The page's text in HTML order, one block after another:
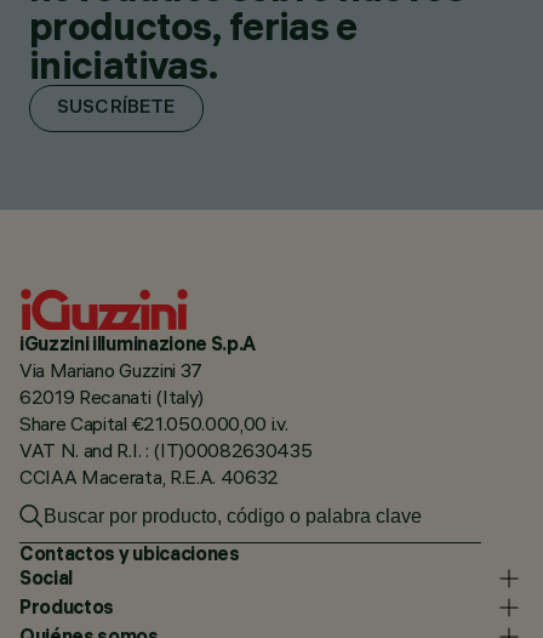
productos, ferias e
iniciativas.
SUSCRÍBETE
iGuzzini illuminazione S.p.A
Via Mariano Guzzini 37
62019 Recanati (Italy)
Share Capital €21.050.000,00 i.v.
VAT N. and R.I. : (IT)00082630435
CCIAA Macerata, R.E.A. 40632
Contactos y ubicaciones
Social
Productos